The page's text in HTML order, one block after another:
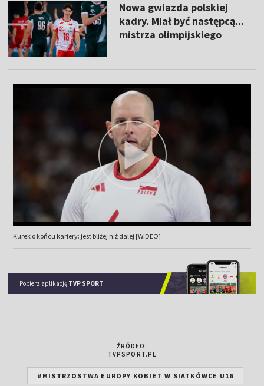
Nowa gwiazda polskiej
kadry. Miał być następcą...
mistrza olimpijskiego
Kurek o końcu kariery: jest bliżej niż dalej [WIDEO]
Pobierz aplikację TVP SPORT
ŹRÓDŁO:
TVPSPORT.PL
#MISTRZOSTWA EUROPY KOBIET W SIATKÓWCE U16